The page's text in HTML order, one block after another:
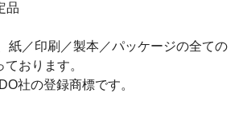
品
紙／印刷／製本／パッケージの全ての
おります。
社の登録商標です。